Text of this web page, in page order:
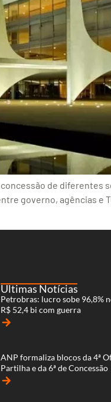
de
governo, agências e
Últimas Notícias
Petrobras: lucro sobe 96,8%
R$ 52,4 bi com guerra
arrow_forward
ANP formaliza blocos da 4ª
Partilha e da 6ª de Concessão
arrow_forward